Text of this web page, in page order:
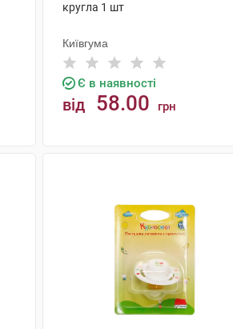
кругла 1 шт
Київгума
Є в наявності
від 58.00 грн